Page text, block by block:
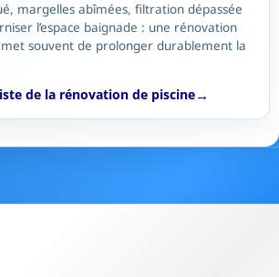
margelles abîmées, filtration dépassée
l’espace baignade : une rénovation
souvent de prolonger durablement la
de la rénovation de piscine